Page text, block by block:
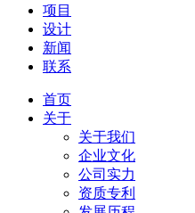
项目
设计
新闻
联系
首页
关于
关于我们
企业文化
公司实力
资质专利